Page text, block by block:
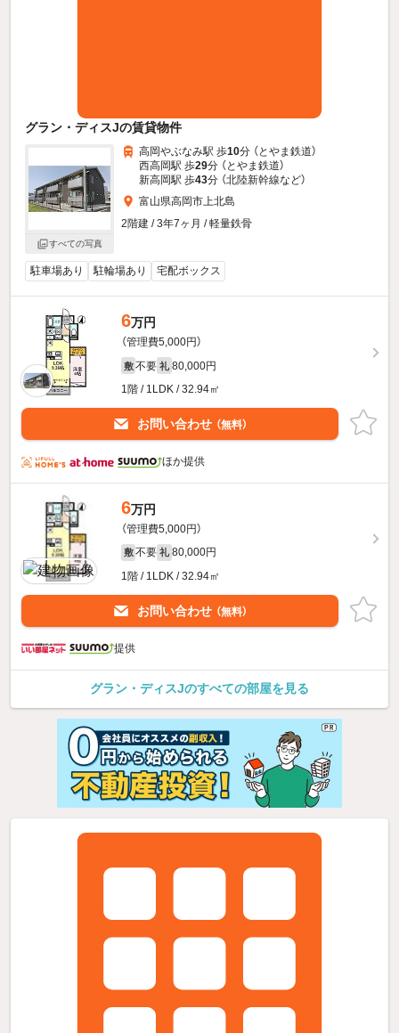
グラン・ディスJの賃貸物件
すべての写真
高岡やぶなみ駅 歩10分 （とやま鉄道）
西高岡駅 歩29分 （とやま鉄道）
新高岡駅 歩43分 （北陸新幹線など）
富山県高岡市上北島
2階建 / 3年7ヶ月 / 軽量鉄骨
駐車場あり 駐輪場あり 宅配ボックス
6万円
（管理費5,000円）
敷 不要 礼 80,000円
1階 / 1LDK / 32.94㎡
お問い合わせ （無料）
ほか提供
6万円
（管理費5,000円）
敷 不要 礼 80,000円
1階 / 1LDK / 32.94㎡
お問い合わせ （無料）
提供
グラン・ディスJのすべての部屋を見る